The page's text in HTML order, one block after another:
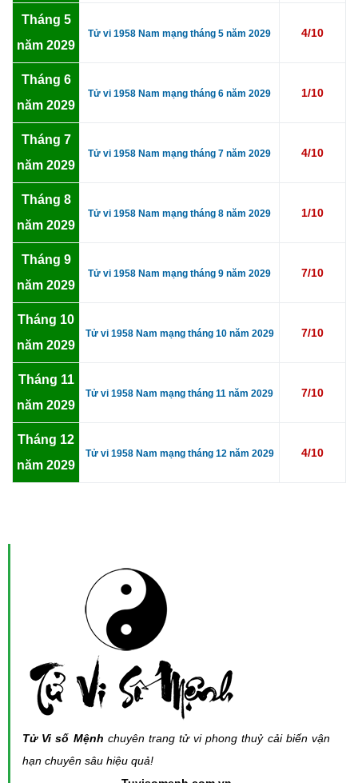
Tháng 5
năm 2029
Tử vi 1958 Nam mạng tháng 5 năm 2029 4/10
Tháng 6
năm 2029
Tử vi 1958 Nam mạng tháng 6 năm 2029 1/10
Tháng 7
năm 2029
Tử vi 1958 Nam mạng tháng 7 năm 2029 4/10
Tháng 8
năm 2029
Tử vi 1958 Nam mạng tháng 8 năm 2029 1/10
Tháng 9
năm 2029
Tử vi 1958 Nam mạng tháng 9 năm 2029 7/10
Tháng 10
năm 2029
Tử vi 1958 Nam mạng tháng 10 năm 2029 7/10
Tháng 11
năm 2029
Tử vi 1958 Nam mạng tháng 11 năm 2029 7/10
Tháng 12
năm 2029
Tử vi 1958 Nam mạng tháng 12 năm 2029 4/10
Tử Vi số Mệnh chuyên trang tử vi phong thuỷ cải biến vận
hạn chuyên sâu hiệu quả!